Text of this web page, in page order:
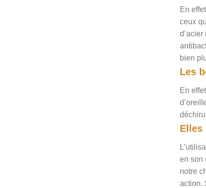
En
ceux
bien
Les
En
Elles
en son
notre
action.